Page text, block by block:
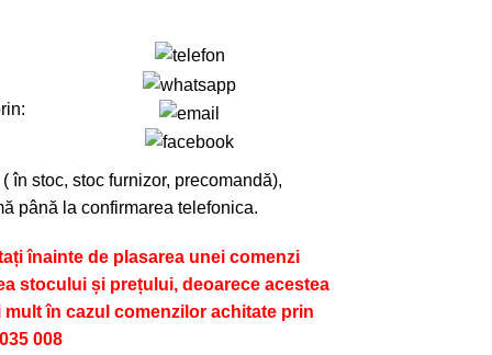
în stoc, stoc furnizor, precomandă),
până la confirmarea telefonica.
înainte de plasarea unei comenzi
stocului și prețului, deoarece acestea
în cazul comenzilor achitate prin
008